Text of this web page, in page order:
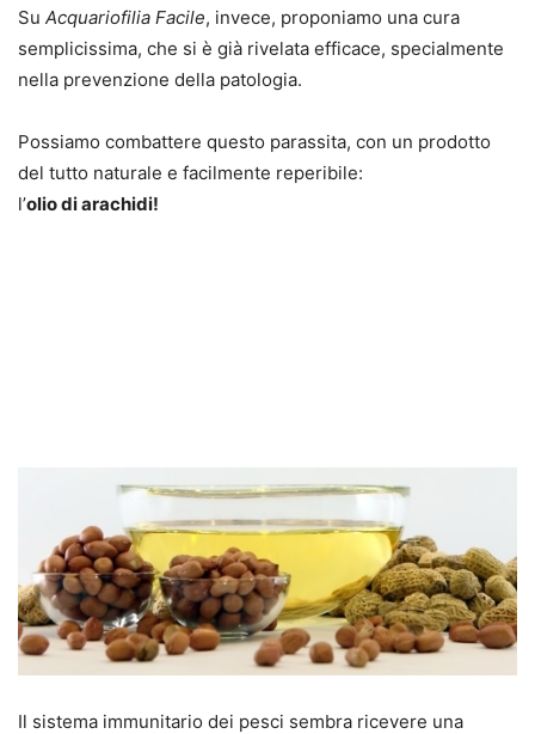
Su Acquariofilia Facile, invece, proponiamo una cura
semplicissima, che si è già rivelata efficace, specialmente
nella prevenzione della patologia.
Possiamo combattere questo parassita, con un prodotto
del tutto naturale e facilmente reperibile:
l’olio di arachidi!
Il sistema immunitario dei pesci sembra ricevere una